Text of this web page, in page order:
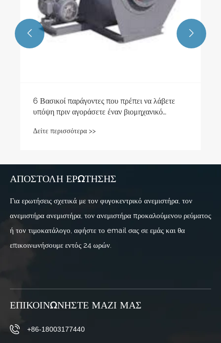
6 Βασικοί παράγοντες που πρέπει να λάβετε
υπόψη πριν αγοράσετε έναν βιομηχανικό
Δείτε περισσότερα >>
 
ΑΠΟΣΤΟΛΉ ΕΡΏΤΗΣΗΣ
Για ερωτήσεις σχετικά με τον φυγοκεντρικό ανεμιστήρα, τον
ανεμιστήρα ανεμιστήρα, τον ανεμιστήρα προκαλούμενου ρεύματος
ή τον τιμοκατάλογο, αφήστε το email σας σε εμάς και θα
επικοινωνήσουμε εντός 24 ωρών.
ΕΠΙΚΟΙΝΩΝΉΣΤΕ ΜΑΖΊ ΜΑΣ
+86-18003177440